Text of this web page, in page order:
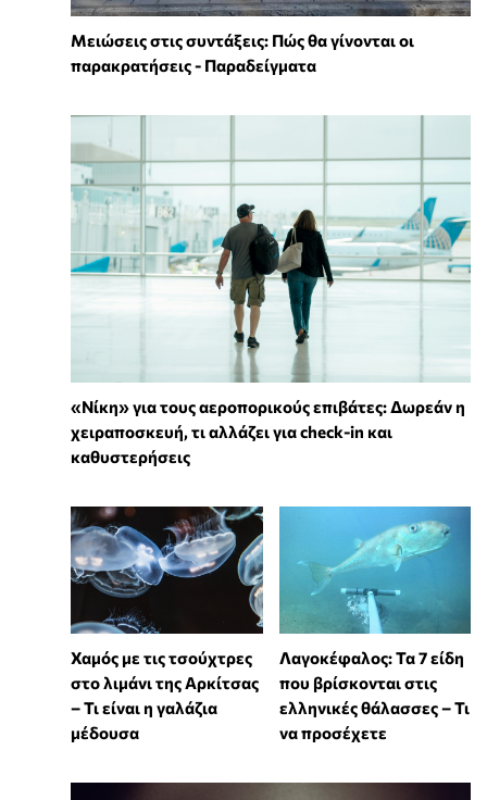
Μειώσεις στις συντάξεις: Πώς θα γίνονται οι
παρακρατήσεις - Παραδείγματα
«Νίκη» για τους αεροπορικούς επιβάτες: Δωρεάν η
χειραποσκευή, τι αλλάζει για check-in και
καθυστερήσεις
Χαμός με τις τσούχτρες
στο λιμάνι της Αρκίτσας
– Τι είναι η γαλάζια
μέδουσα
Λαγοκέφαλος: Τα 7 είδη
που βρίσκονται στις
ελληνικές θάλασσες – Τι
να προσέχετε